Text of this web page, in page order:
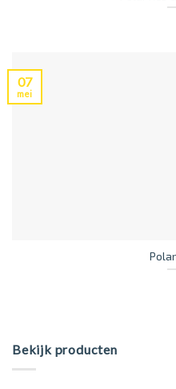
07
mei
Bekijk producten